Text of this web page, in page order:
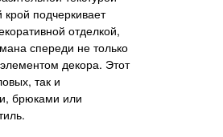
подчеркивает
отделкой,
спереди не только
декора. Этот
так и
брюками или